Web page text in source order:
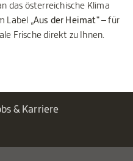
das österreichische Klima
Label „Aus der Heimat"– für
Frische direkt zu Ihnen.
& Karriere